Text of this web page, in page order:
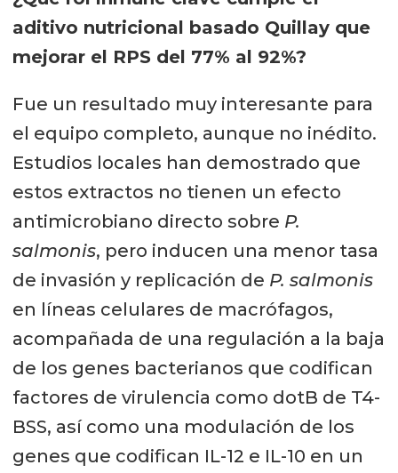
aditivo nutricional basado Quillay que
mejorar el RPS del 77% al 92%?
Fue un resultado muy interesante para
el equipo completo, aunque no inédito.
Estudios locales han demostrado que
estos extractos no tienen un efecto
antimicrobiano directo sobre P.
salmonis, pero inducen una menor tasa
de invasión y replicación de P. salmonis
en líneas celulares de macrófagos,
acompañada de una regulación a la baja
de los genes bacterianos que codifican
factores de virulencia como dotB de T4-
BSS, así como una modulación de los
genes que codifican IL-12 e IL-10 en un